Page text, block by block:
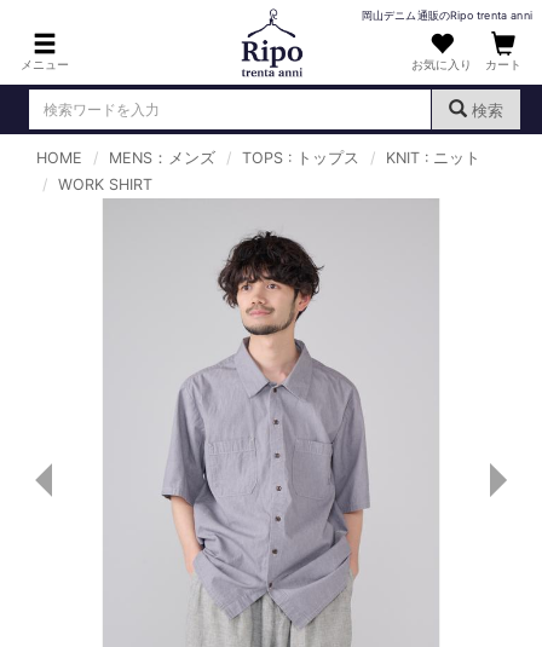
メニュー
岡山デニム通販のRipo trenta anni
お気に入り カート
検索
ログイン （新規会員登録
TOPS : トップス
T-SHIRT : Tシャツ
KNIT : ニット
SHIRT : シャツ
OUTERS : アウター
LADIES : レディース
HOME MENS：メンズ TOPS : トップス
KNIT : ニット
WORK SHIRT